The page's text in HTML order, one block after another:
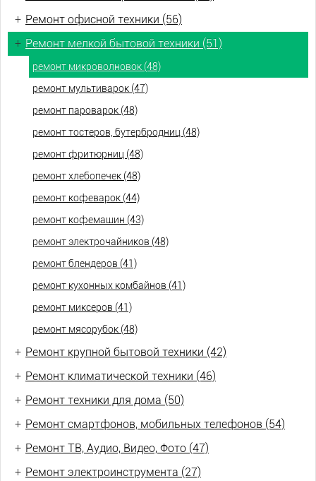
+ Ремонт офисной техники (56)
+ Ремонт мелкой бытовой техники (51)
ремонт микроволновок (48)
ремонт мультиварок (47)
ремонт пароварок (48)
ремонт тостеров, бутербродниц (48)
ремонт фритюрниц (48)
ремонт хлебопечек (48)
ремонт кофеварок (44)
ремонт кофемашин (43)
ремонт электрочайников (48)
ремонт блендеров (41)
ремонт кухонных комбайнов (41)
ремонт миксеров (41)
ремонт мясорубок (48)
+ Ремонт крупной бытовой техники (42)
+ Ремонт климатической техники (46)
+ Ремонт техники для дома (50)
+ Ремонт смартфонов, мобильных телефонов (54)
+ Ремонт ТВ, Аудио, Видео, Фото (47)
+ Ремонт электроинструмента (27)